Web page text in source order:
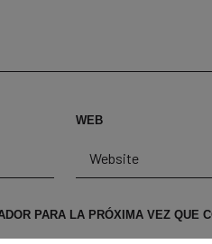
WEB
PARA LA PRÓXIMA VEZ QUE